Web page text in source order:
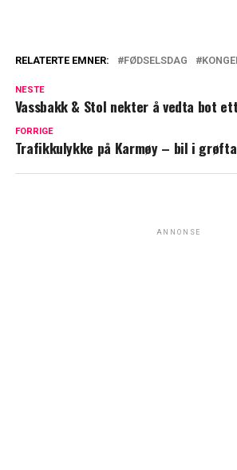
RELATERTE EMNER: FØDSELSDAG
NESTE
Vassbakk & Stol nekter å vedta bot
FORRIGE
Trafikkulykke på Karmøy – bil i grøfta
ANNONSE